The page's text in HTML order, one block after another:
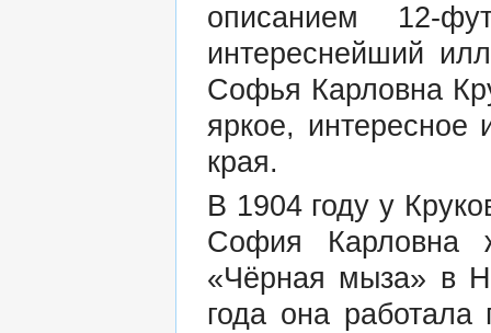
описанием 12-
интереснейший
Софья Карловна
яркое, интересное
края.
В 1904 году у
София Карловна
«Чёрная мыза» в
года она работала